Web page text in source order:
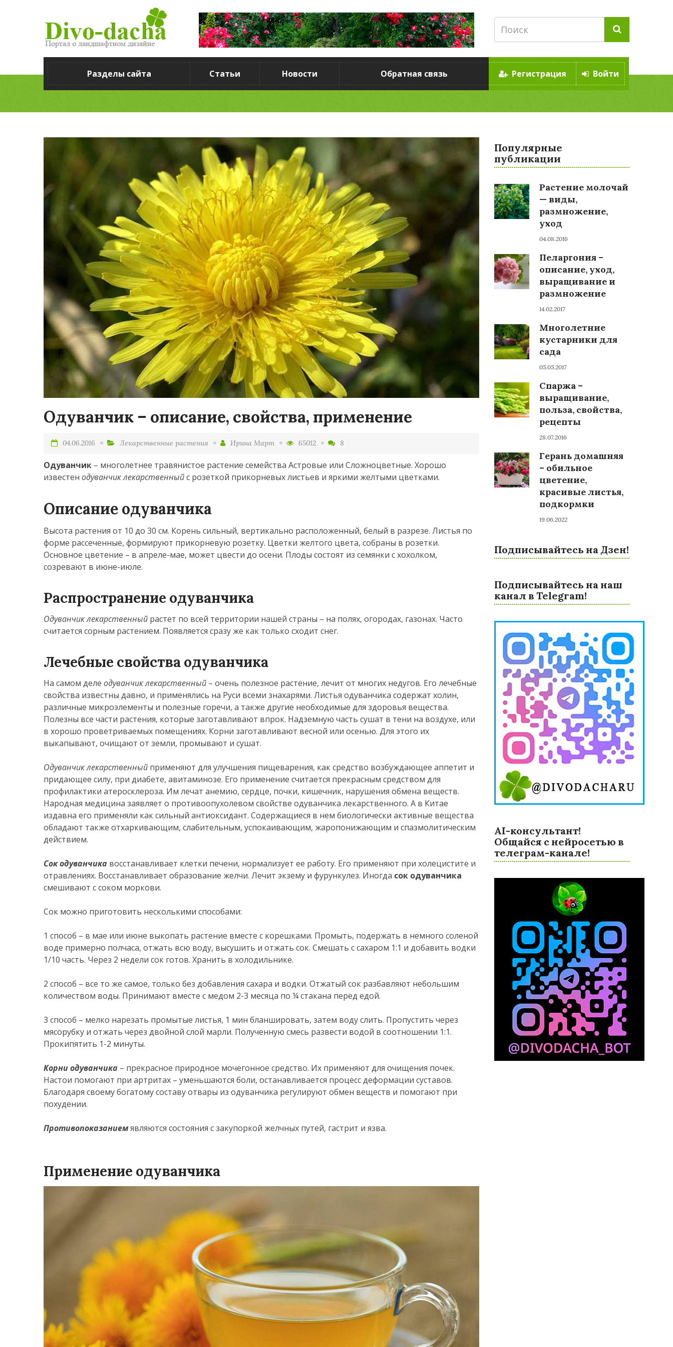
Разделы сайта Статьи Новости Обратная связь Регистрация Войти
Одуванчик – описание, свойства, применение
04.06.2016 Лекарственные растения Ирина Март 65012 8
Одуванчик – многолетнее травянистое растение семейства Астровые или Сложноцветные. Хорошо
известен одуванчик лекарственныйс розеткой прикорневых листьев и яркими желтыми цветками.
Описание одуванчика
Высота растения от 10 до 30 см. Корень сильный, вертикально расположенный, белый в разрезе. Листья по
форме рассеченные, формируют прикорневую розетку. Цветки желтого цвета, собраны в розетки.
Основное цветение – в апреле-мае, может цвести до осени. Плоды состоят из семянки с хохолком,
созревают в июне-июле.
Распространение одуванчика
Одуванчик лекарственный растет по всей территории нашей страны – на полях, огородах, газонах. Часто
считается сорным растением. Появляется сразу же как только сходит снег.
Лечебные свойства одуванчика
На самом деле одуванчик лекарственный – очень полезное растение, лечит от многих недугов. Его лечебные
свойства известны давно, и применялись на Руси всеми знахарями. Листья одуванчика содержат холин,
различные микроэлементы и полезные горечи, а также другие необходимые для здоровья вещества.
Полезны все части растения, которые заготавливают впрок. Надземную часть сушат в тени на воздухе, или
в хорошо проветриваемых помещениях. Корни заготавливают весной или осенью. Для этого их
выкапывают, очищают от земли, промывают и сушат.
Одуванчик лекарственный применяют для улучшения пищеварения, как средство возбуждающее аппетит и
придающее силу, при диабете, авитаминозе. Его применение считается прекрасным средством для
профилактики атеросклероза. Им лечат анемию, сердце, почки, кишечник, нарушения обмена веществ.
Народная медицина заявляет о противоопухолевом свойстве одуванчика лекарственного. А в Китае
издавна его применяли как сильный антиоксидант. Содержащиеся в нем биологически активные вещества
обладают также отхаркивающим, слабительным, успокаивающим, жаропонижающим и спазмолитическим
действием.
Сок одуванчика восстанавливает клетки печени, нормализует ее работу. Его применяют при холецистите и
отравлениях. Восстанавливает образование желчи. Лечит экзему и фурункулез. Иногда сок одуванчика
смешивают с соком моркови.
Сок можно приготовить несколькими способами:
1 способ – в мае или июне выкопать растение вместе с корешками. Промыть, подержать в немного соленой
воде примерно полчаса, отжать всю воду, высушить и отжать сок. Смешать с сахаром 1:1 и добавить водки
1/10 часть. Через 2 недели сок готов. Хранить в холодильнике.
2 способ – все то же самое, только без добавления сахара и водки. Отжатый сок разбавляют небольшим
количеством воды. Принимают вместе с медом 2-3 месяца по ¼ стакана перед едой.
3 способ – мелко нарезать промытые листья, 1 мин бланшировать, затем воду слить. Пропустить через
мясорубку и отжать через двойной слой марли. Полученную смесь развести водой в соотношении 1:1.
Прокипятить 1-2 минуты.
Корни одуванчика – прекрасное природное мочегонное средство. Их применяют для очищения почек.
Настои помогают при артритах – уменьшаются боли, останавливается процесс деформации суставов.
Благодаря своему богатому составу отвары из одуванчика регулируют обмен веществ и помогают при
похудении.
Противопоказаниемявляются состояния с закупоркой желчных путей, гастрит и язва.
Применение одуванчика
Популярные
публикации
Растение молочай
— виды,
размножение,
уход
04.08.2016
Пеларгония –
описание, уход,
выращивание и
размножение
14.02.2017
Многолетние
кустарники для
сада
05.05.2017
Спаржа –
выращивание,
польза, свойства,
рецепты
28.07.2016
Герань домашняя
– обильное
цветение,
красивые листья,
подкормки
19.06.2022
Подписывайтесь на Дзен!
Подписывайтесь на наш
канал в Telegram!
AI-консультант!
Общайся с нейросетью в
телеграм-канале!